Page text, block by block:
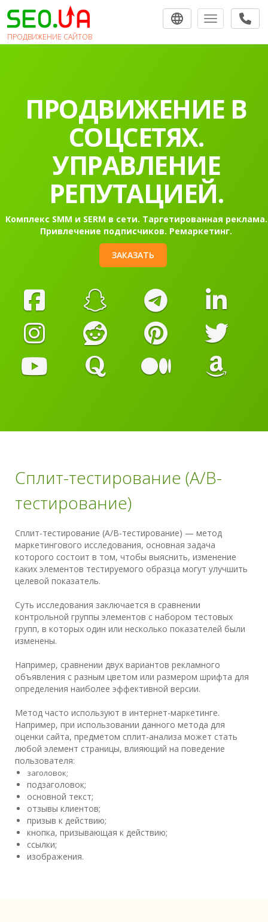
ПРОДВИЖЕНИЕ САЙТОВ
Toggle
ПРОДВИЖЕНИЕ В
СОЦСЕТЯХ.
УПРАВЛЕНИЕ
РЕПУТАЦИЕЙ.
Комплекс SMM и SERM в сети. Таргетированная реклама.
Привлечение подписчиков. Ремаркетинг.
ЗАКАЗАТЬ
Сплит-тестирование (A/B-
тестирование)
Сплит-тестирование (A/B-тестирование) — метод
маркетингового исследования, основная задача
которого состоит в том, чтобы выяснить, изменение
каких элементов тестируемого образца могут улучшить
целевой показатель.
Суть исследования заключается в сравнении
контрольной группы элементов с набором тестовых
групп, в которых один или несколько показателей были
изменены.
Например, сравнении двух вариантов рекламного
объявления с разным цветом или размером шрифта для
определения наиболее эффективной версии.
Метод часто используют в интернет-маркетинге.
Например, при использовании данного метода для
оценки сайта, предметом сплит-анализа может стать
любой элемент страницы, влияющий на поведение
пользователя:
заголовок;
подзаголовок;
основной текст;
отзывы клиентов;
призыв к действию;
кнопка, призывающая к действию;
ссылки;
изображения.